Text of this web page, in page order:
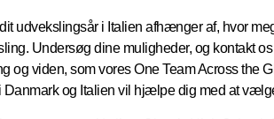
udvekslingsår i Italien afhænger af, hvor
Undersøg dine muligheder, og kontakt
og viden, som vores One Team Across the
Danmark og Italien vil hjælpe dig med at